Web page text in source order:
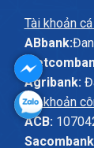
Tài khoản cá
ABbank:
Agribank:
Tài khoản
ACB: